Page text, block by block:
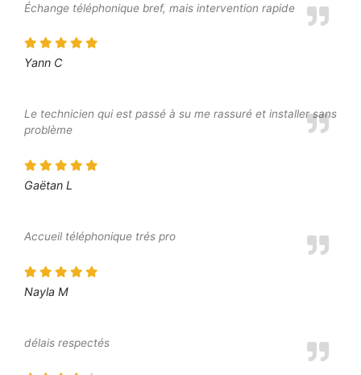
Échange téléphonique bref, mais intervention rapide
Yann C
Le technicien qui est passé à su me rassuré et installer sans
problème
Gaëtan L
Accueil téléphonique trés pro
Nayla M
délais respectés